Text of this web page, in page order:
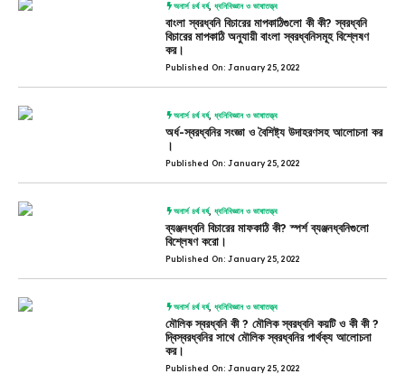
অনার্স ৪র্থ বর্ষ,ধ্বনিবিজ্ঞান ও ভাষাতত্ত্ব
বাংলা স্বরধ্বনি বিচারের মাপকাঠিগুলো কী কী? স্বরধ্বনি
বিচারের মাপকাঠি অনুযায়ী বাংলা স্বরধ্বনিসমূহ বিশ্লেষণ
কর।
Published On: January 25, 2022
অনার্স ৪র্থ বর্ষ,ধ্বনিবিজ্ঞান ও ভাষাতত্ত্ব
অর্ধ-স্বরধ্বনির সংজ্ঞা ও বৈশিষ্ট্য উদাহরণসহ আলোচনা কর
।
Published On: January 25, 2022
অনার্স ৪র্থ বর্ষ,ধ্বনিবিজ্ঞান ও ভাষাতত্ত্ব
ব্যঞ্জনধ্বনি বিচারের মাফকাঠি কী? স্পর্শ ব্যঞ্জনধ্বনিগুলো
বিশ্লেষণ করো।
Published On: January 25, 2022
অনার্স ৪র্থ বর্ষ,ধ্বনিবিজ্ঞান ও ভাষাতত্ত্ব
মৌলিক স্বরধ্বনি কী ? মৌলিক স্বরধ্বনি কয়টি ও কী কী ?
দ্বিস্বরধ্বনির সাথে মৌলিক স্বরধ্বনির পার্থক্য আলোচনা
কর।
Published On: January 25, 2022